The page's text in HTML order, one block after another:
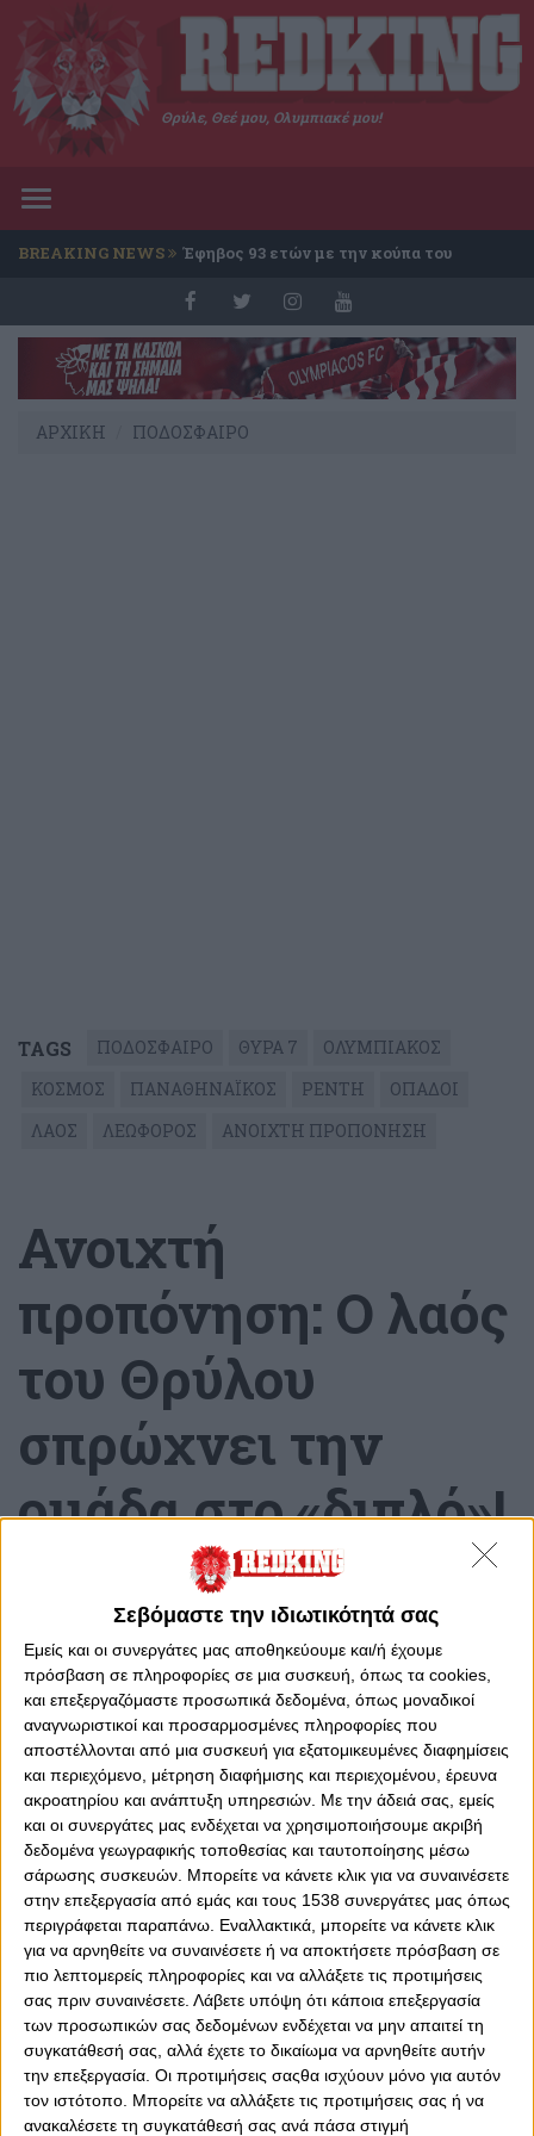
Σεβόμαστε την ιδιωτικότητά σας
Εμείς και οι συνεργάτες μας αποθηκεύουμε και/ή έχουμε
πρόσβαση σε πληροφορίες σε μια συσκευή, όπως τα cookies,
και επεξεργαζόμαστε προσωπικά δεδομένα, όπως μοναδικοί
αναγνωριστικοί και προσαρμοσμένες πληροφορίες που
αποστέλλονται από μια συσκευή για εξατομικευμένες διαφημίσεις
και περιεχόμενο, μέτρηση διαφήμισης και περιεχομένου, έρευνα
ακροατηρίου και ανάπτυξη υπηρεσιών. Με την άδειά σας, εμείς
και οι συνεργάτες μας ενδέχεται να χρησιμοποιήσουμε ακριβή
δεδομένα γεωγραφικής τοποθεσίας και ταυτοποίησης μέσω
σάρωσης συσκευών. Μπορείτε να κάνετε κλικ για να συναινέσετε
στην επεξεργασία από εμάς και τους 1538 συνεργάτες μας όπως
περιγράφεται παραπάνω. Εναλλακτικά, μπορείτε να κάνετε κλικ
για να αρνηθείτε να συναινέσετε ή να αποκτήσετε πρόσβαση σε
πιο λεπτομερείς πληροφορίες και να αλλάξετε τις προτιμήσεις
σας πριν συναινέσετε. Λάβετε υπόψη ότι κάποια επεξεργασία
των προσωπικών σας δεδομένων ενδέχεται να μην απαιτεί τη
συγκατάθεσή σας, αλλά έχετε το δικαίωμα να αρνηθείτε αυτήν
την επεξεργασία. Οι προτιμήσεις σαςθα ισχύουν μόνο για αυτόν
τον ιστότοπο. Μπορείτε να αλλάξετε τις προτιμήσεις σας ή να
ανακαλέσετε τη συγκατάθεσή σας ανά πάσα στιγμή
Θρύλε, Θεέ μου, Ολυμπιακέ μου!
Toggle
BREAKING NEWS Έφηβος 93 ετών με την κούπα του
ΑΡΧΙΚΗ ΠΟΔΟΣΦΑΙΡΟ
TAGS ΠΟΔΟΣΦΑΙΡΟ ΘΥΡΑ 7
ΟΛΥΜΠΙΑΚΟΣ
ΚΟΣΜΟΣ
ΠΑΝΑΘΗΝΑΪΚΟΣ ΡΕΝΤΗ
ΟΠΑΔΟΙ
ΛΑΟΣ
ΛΕΩΦΟΡΟΣ ΑΝΟΙΧΤΗ ΠΡΟΠΟΝΗΣΗ
Ανοιχτή
προπόνηση: Ο λαός
του Θρύλου
σπρώχνει την
ομάδα στο «διπλό»!
Παρασκευή, 4 Νοεμβρίου 2022 - 11:39
0 0
Δείχνει πάντα την έμπρακτη στήριξή του στην ομάδα,
ακόμη και όταν εκείνη δεν βρίσκεται στα καλύτερά της.
Ο κόσμος του Ολυμπιακού είναι πάντοτε δίπλα στον
Θρύλο, για να τον ωθεί και να του δίνει αυτοπεποίθηση
με τη φωνή του, με το πάθος του για τη νίκη, με την
προσμονή του να δει την ομάδα να κατακτά τρόπαια και